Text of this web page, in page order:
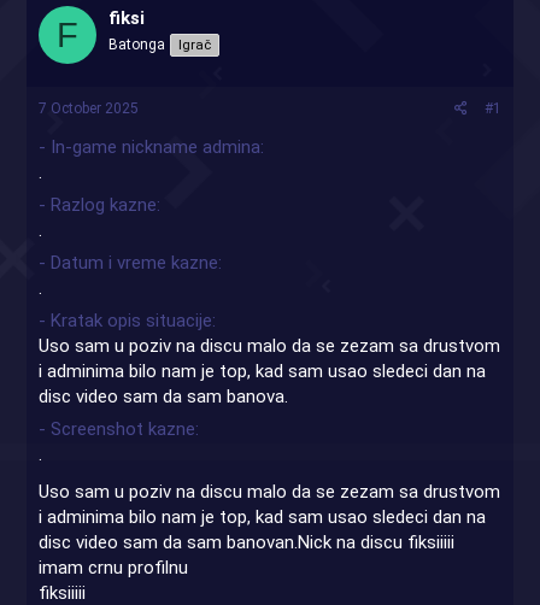
a
d
r
t
t
a
F fiksi
Batonga Igrač
7 October 2025 #1
- In-game nickname admina
.
- Razlog kazne
.
- Datum i vreme kazne
.
- Kratak opis situacije
Uso sam u poziv na discu malo da se zezam sa drustvom
i adminima bilo nam je top, kad sam usao sledeci dan na
disc video sam da sam banova.
- Screenshot kazne
.
Uso sam u poziv na discu malo da se zezam sa drustvom
i adminima bilo nam je top, kad sam usao sledeci dan na
disc video sam da sam banovan.Nick na discu fiksiiiii
imam crnu profilnu
fiksiiiii